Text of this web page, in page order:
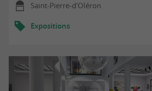
Saint-Pierre-d'Oléron
Expositions